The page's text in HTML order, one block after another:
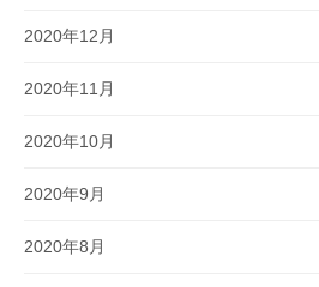
2020年12月
2020年11月
2020年10月
2020年9月
2020年8月